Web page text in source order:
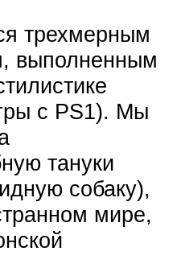
трехмерным
выполненным
с PS1). Мы
тануки
собаку),
мире,